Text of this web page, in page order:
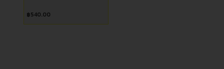
฿540.00